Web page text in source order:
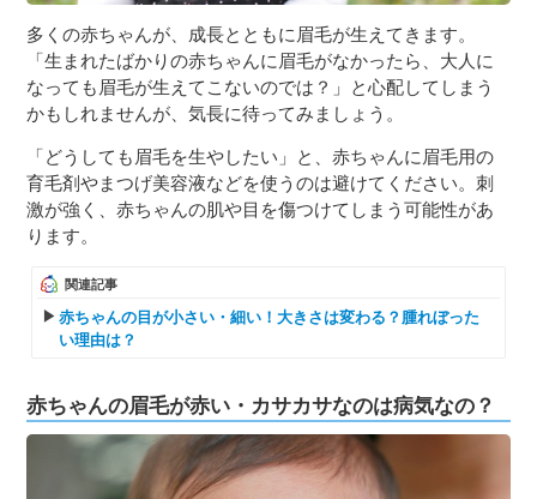
多くの赤ちゃんが、成長とともに眉毛が生えてきます。
「生まれたばかりの赤ちゃんに眉毛がなかったら、大人に
なっても眉毛が生えてこないのでは？」と心配してしまう
かもしれませんが、気長に待ってみましょう。
「どうしても眉毛を生やしたい」と、赤ちゃんに眉毛用の
育毛剤やまつげ美容液などを使うのは避けてください。刺
激が強く、赤ちゃんの肌や目を傷つけてしまう可能性があ
ります。
関連記事
赤ちゃんの目が小さい・細い！大きさは変わる？腫れぼった
い理由は？
赤ちゃんの眉毛が赤い・カサカサなのは病気なの？